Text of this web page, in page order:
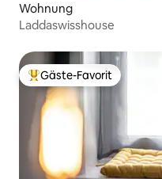
Wohnung
Laddaswisshouse
Beliebter Gäste-Favorit.
Gäste-Favorit